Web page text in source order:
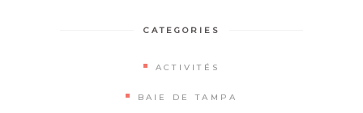
CATEGORIES
ACTIVITÉS
BAIE DE TAMPA